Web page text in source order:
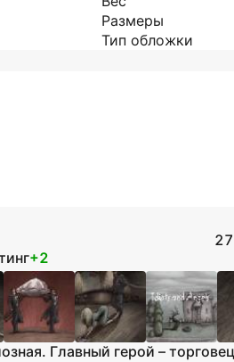
Размеры
Тип обложки
+2
Главный герой –